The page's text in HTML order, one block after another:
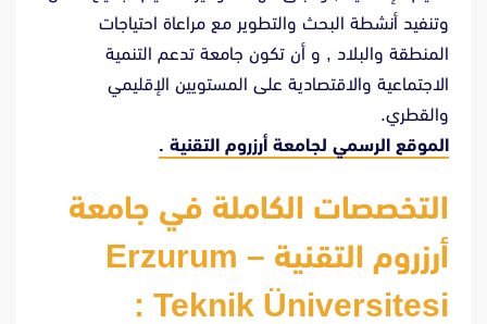
وتنفيد أنشطة البحث والتطوير مع مراعاة احتياجات
المنطقة والبلاد , و أن تكون جامعة تدعم التنمية
الاجتماعية والاقتصادية على المستويين الإقليمي
والقطري.
الموقع الرسمي لجامعة أرزروم التقنية .
التخصصات الكاملة في جامعة
أرزروم التقنية – Erzurum
Teknik Üniversitesi :